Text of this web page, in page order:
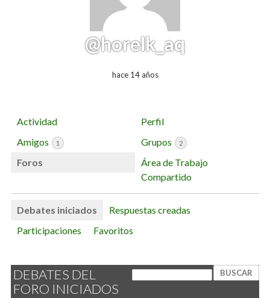
@horelk_aq
hace 14 años
Actividad
Perfil
Amigos
1 Grupos 2
Foros
Área de Trabajo
Compartido
Debates iniciados
Respuestas creadas
Participaciones
Favoritos
DEBATES DEL
FORO INICIADOS